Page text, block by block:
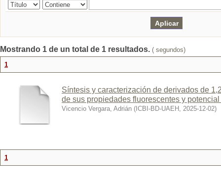
Mostrando 1 de un total de 1 resultados. ( segundos)
1
Síntesis y caracterización de derivados de
de sus propiedades fluorescentes y
Vicencio Vergara, Adrián ( ICBI-BD-UAEH , 2025-12-02)
1